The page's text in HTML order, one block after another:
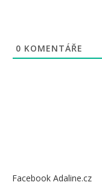
0 KOMENTÁŘE
Facebook Adaline.cz